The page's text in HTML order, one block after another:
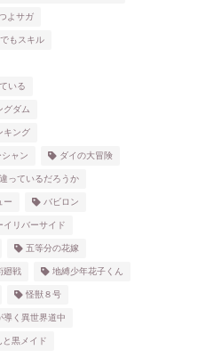
よサガ
もスキル
いる
グダム
キング
ャン ダイの大冒険
っているだろうか
ー バビロン
イリバーサイド
五等分の花嫁
廻戦 地縛少年花子くん
怪獣８号
導く異世界道中
と黒メイド